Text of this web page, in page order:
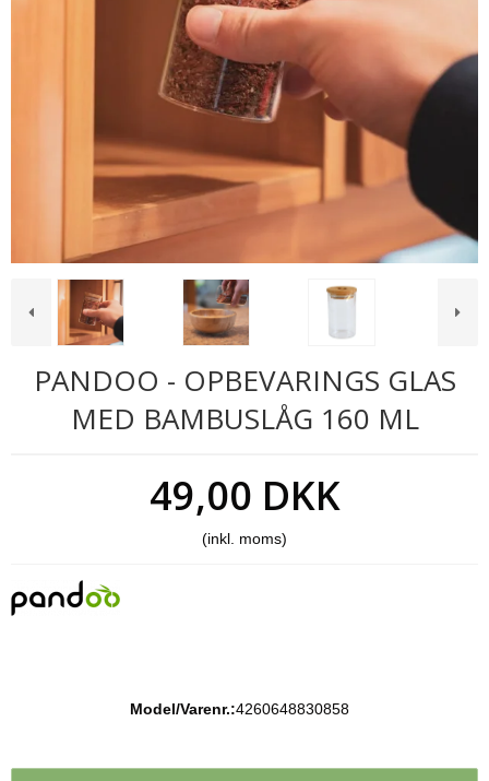
PANDOO - OPBEVARINGS GLAS
MED BAMBUSLÅG 160 ML
49,00 DKK
(inkl. moms)
Model/Varenr.:4260648830858